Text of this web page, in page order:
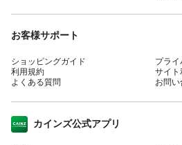
お客様サポート
ショッピングガイド
利用規約
よくある質問
プラ
サイト
お問
カインズ公式アプリ